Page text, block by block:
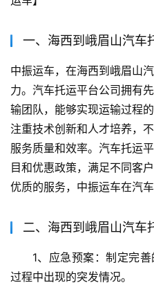
一、海西到峨眉山汽车
中振运车，在海西到峨眉山
力。汽车托运平台公司拥有
输团队，能够实现运输过程
注重技术创新和人才培养，
服务质量和效率。汽车托运
目和优惠政策，满足不同客
优质的服务，中振运车在汽
二、海西到峨眉山汽车
1、应急预案：制定完
过程中出现的突发情况。